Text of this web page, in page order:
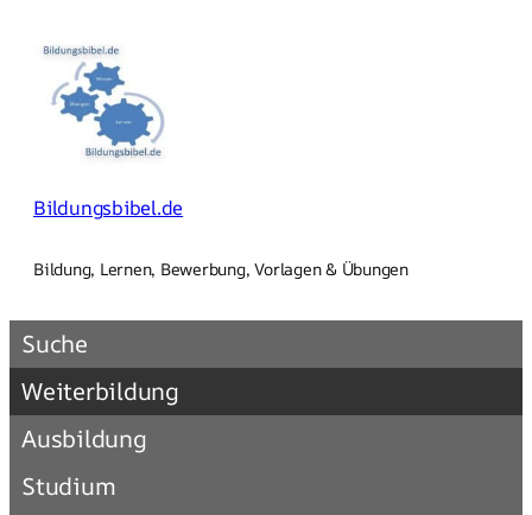
Inhalt
springen
Bildungsbibel.de
Bildung, Lernen, Bewerbung, Vorlagen & Übungen
Suche
Weiterbildung
Ausbildung
Studium